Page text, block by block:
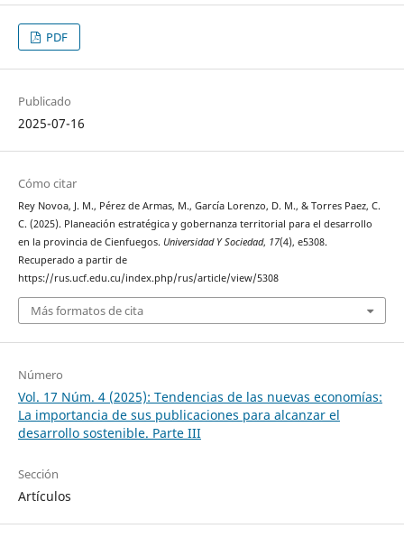
PDF
Publicado
2025-07-16
Cómo citar
Rey Novoa, J. M., Pérez de Armas, M., García Lorenzo, D. M., & Torres Paez, C.
C. (2025). Planeación estratégica y gobernanza territorial para el desarrollo
en la provincia de Cienfuegos. Universidad Y Sociedad, 17(4), e5308.
Recuperado a partir de
https://rus.ucf.edu.cu/index.php/rus/article/view/5308
Más formatos de cita
Número
Vol. 17 Núm. 4 (2025): Tendencias de las nuevas economías:
La importancia de sus publicaciones para alcanzar el
desarrollo sostenible. Parte III
Sección
Artículos